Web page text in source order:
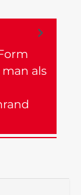
als